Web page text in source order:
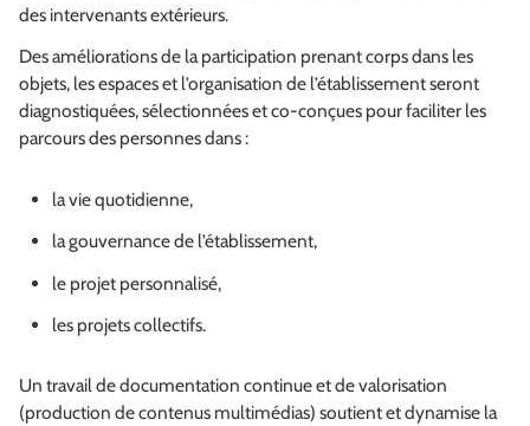
des intervenants extérieurs.
Des améliorations de la participation prenant corps dans les
objets, les espaces et l’organisation de l’établissement seront
diagnostiquées, sélectionnées et co-conçues pour faciliter les
parcours des personnes dans :
la vie quotidienne,
la gouvernance de l’établissement,
le projet personnalisé,
les projets collectifs.
Un travail de documentation continue et de valorisation
(production de contenus multimédias) soutient et dynamise la